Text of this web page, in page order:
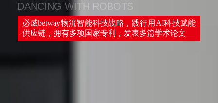
DANCING WITH ROBOTS
必威betway物流智能科技战略，践行用AI科技赋能
供应链，拥有多项国家专利，发表多篇学术论文